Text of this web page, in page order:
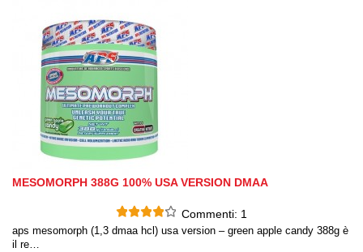
MESOMORPH 388G 100% USA VERSION DMAA
Commenti: 1
aps mesomorph (1,3 dmaa hcl) usa version – green apple candy 388g è
il re…